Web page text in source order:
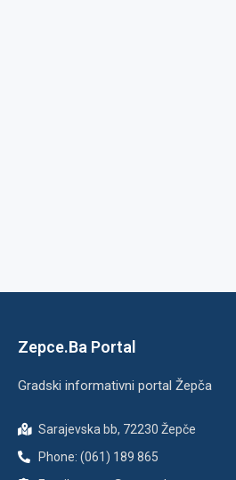
Zepce.Ba Portal
Gradski informativni portal Žepča
Sarajevska bb, 72230 Žepče
Phone: (061) 189 865